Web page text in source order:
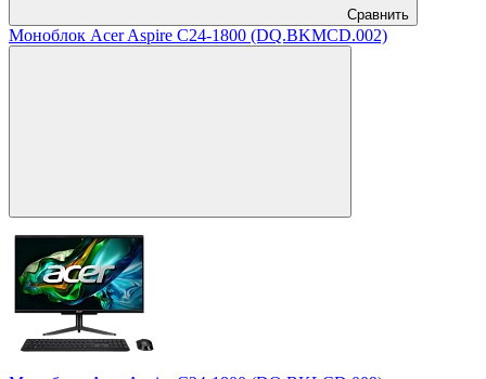
Сравнить
Моноблок Acer Aspire C24-1800 (DQ.BKMCD.002)